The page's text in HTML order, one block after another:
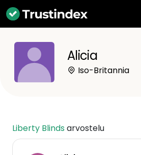
Alicia
Iso-Britannia
Liberty Blindsarvostelu